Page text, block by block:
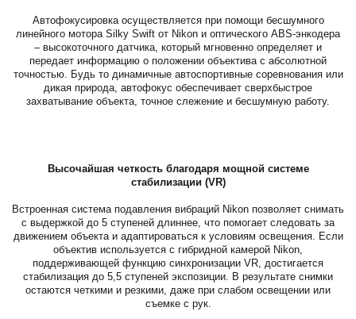
Автофокусировка осуществляется при помощи бесшумного
линейного мотора Silky Swift от Nikon и оптического ABS-энкодера
– высокоточного датчика, который мгновенно определяет и
передает информацию о положении объектива с абсолютной
точностью. Будь то динамичные автоспортивные соревнования или
дикая природа, автофокус обеспечивает сверхбыстрое
захватывание объекта, точное слежение и бесшумную работу.
Высочайшая четкость благодаря мощной системе
стабилизации (VR)
Встроенная система подавления вибраций Nikon позволяет снимать
с выдержкой до 5 ступеней длиннее, что помогает следовать за
движением объекта и адаптироваться к условиям освещения. Если
объектив используется с гибридной камерой Nikon,
поддерживающей функцию синхронизации VR, достигается
стабилизация до 5,5 ступеней экспозиции. В результате снимки
остаются четкими и резкими, даже при слабом освещении или
съемке с рук.